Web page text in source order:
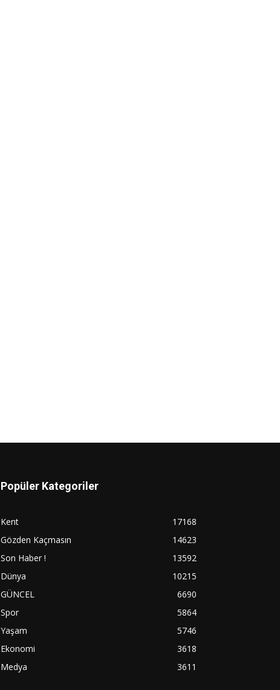
Popüler Kategoriler
Kent
17168
Gözden Kaçmasın
14623
Son Haber !
13592
Dünya
10215
GÜNCEL
6690
Spor
5864
Yaşam
5746
Ekonomi
3618
Medya
3611